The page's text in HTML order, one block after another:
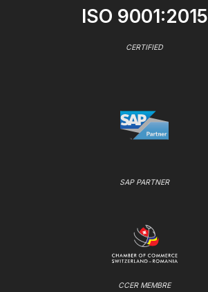
ISO 9001:2015
CERTIFIED
SAP PARTNER
CCER MEMBRE